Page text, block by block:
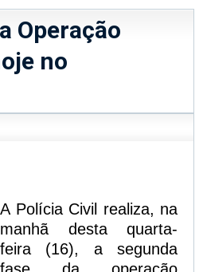
Operação
no
A Polícia Civil realiza, na
manhã desta quarta-
feira (16), a segunda